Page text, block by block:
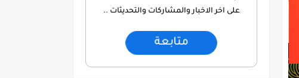
على اخر الاخبار والمشاركات والتحديثات ..
متابعة